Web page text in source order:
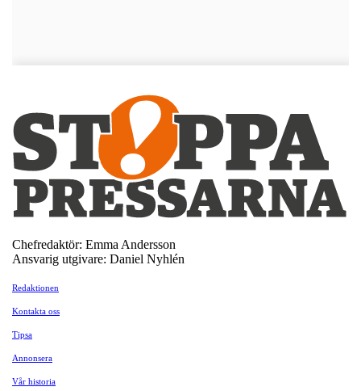
Chefredaktör: Emma Andersson
Ansvarig utgivare: Daniel Nyhlén
Redaktionen
Kontakta oss
Tipsa
Annonsera
Vår historia